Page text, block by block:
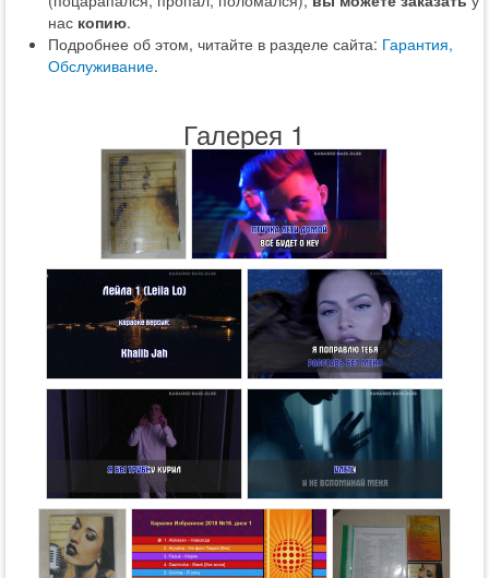
нас копию.
Подробнее об этом, читайте в разделе сайта: Гарантия,
Обслуживание.
Галерея 1